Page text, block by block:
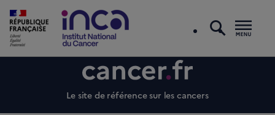
Le site de référence sur les cancers